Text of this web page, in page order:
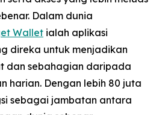
Dalam dunia
Wallet ialah aplikasi
direka untuk menjadikan
dan sebahagian daripada
harian. Dengan lebih 80 juta
sebagai jambatan antara